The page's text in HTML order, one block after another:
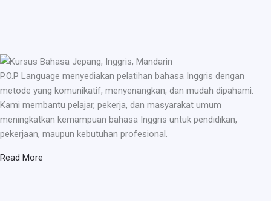
P.O.P Language menyediakan pelatihan bahasa Inggris dengan
metode yang komunikatif, menyenangkan, dan mudah dipahami.
Kami membantu pelajar, pekerja, dan masyarakat umum
meningkatkan kemampuan bahasa Inggris untuk pendidikan,
pekerjaan, maupun kebutuhan profesional.
Read More